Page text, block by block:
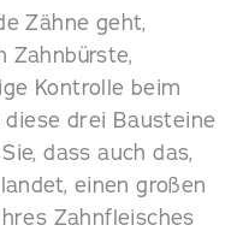
Zähne geht,
Zahnbürste,
Kontrolle beim
drei Bausteine
dass auch das,
einen großen
Zahnfleisches